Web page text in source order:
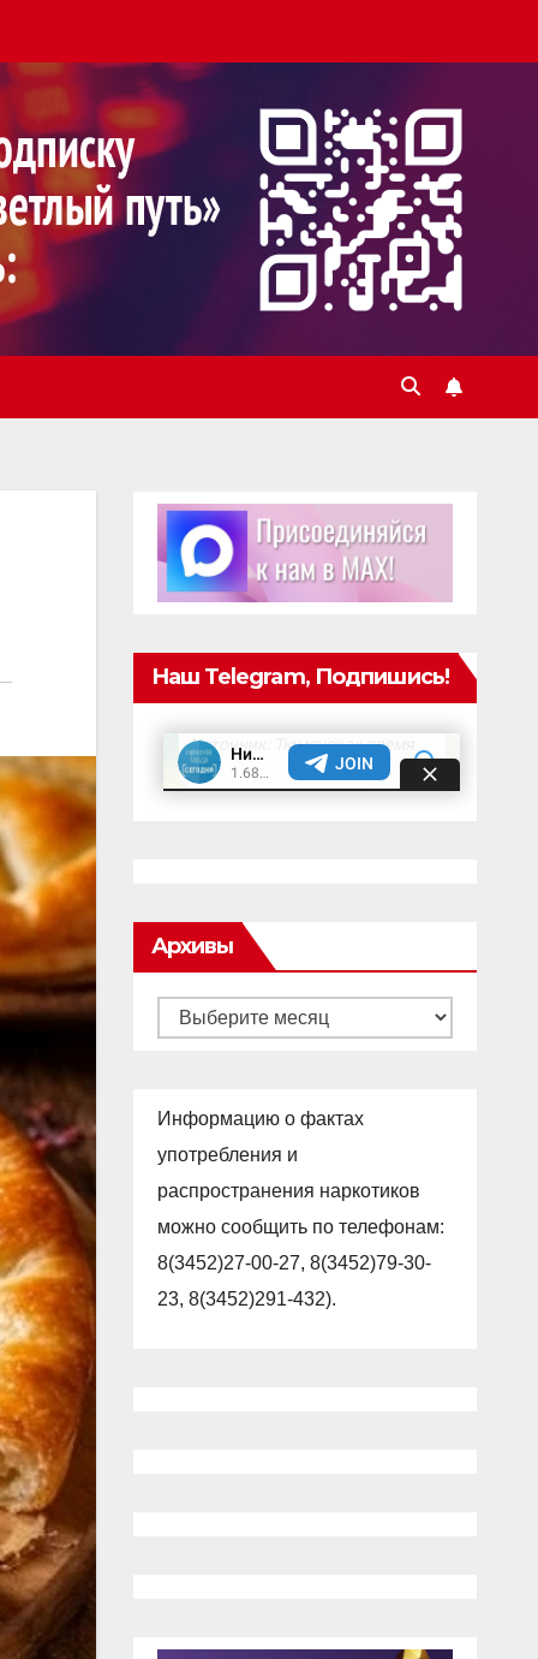
Наш Telegram, Подпишись!
Архивы
Архивы
Информацию о фактах
употребления и
распространения наркотиков
можно сообщить по телефонам:
8(3452)27-00-27, 8(3452)79-30-
23, 8(3452)291-432).